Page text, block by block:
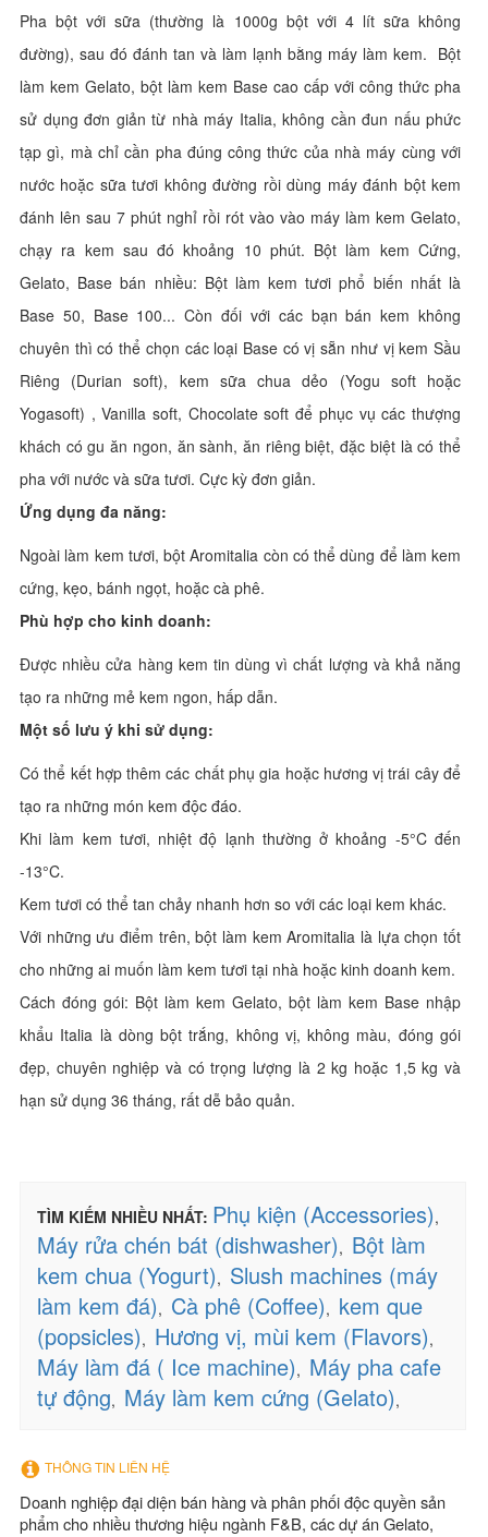
Pha bột với sữa (thường là 1000g bột với 4 lít sữa không
đường), sau đó đánh tan và làm lạnh bằng máy làm kem. Bột
làm kem Gelato, bột làm kem Base cao cấp với công thức pha
sử dụng đơn giản từ nhà máy Italia, không cần đun nấu phức
tạp gì, mà chỉ cần pha đúng công thức của nhà máy cùng với
nước hoặc sữa tươi không đường rồi dùng máy đánh bột kem
đánh lên sau 7 phút nghỉ rồi rót vào vào máy làm kem Gelato,
chạy ra kem sau đó khoảng 10 phút. Bột làm kem Cứng,
Gelato, Base bán nhiều: Bột làm kem tươi phổ biến nhất là
Base 50, Base 100... Còn đối với các bạn bán kem không
chuyên thì có thể chọn các loại Base có vị sẵn như vị kem Sầu
Riêng (Durian soft), kem sữa chua dẻo (Yogu soft hoặc
Yogasoft) , Vanilla soft, Chocolate soft để phục vụ các thượng
khách có gu ăn ngon, ăn sành, ăn riêng biệt, đặc biệt là có thể
pha với nước và sữa tươi. Cực kỳ đơn giản.
Ứng dụng đa năng:
Ngoài làm kem tươi, bột Aromitalia còn có thể dùng để làm kem
cứng, kẹo, bánh ngọt, hoặc cà phê.
Phù hợp cho kinh doanh:
Được nhiều cửa hàng kem tin dùng vì chất lượng và khả năng
tạo ra những mẻ kem ngon, hấp dẫn.
Một số lưu ý khi sử dụng:
Có thể kết hợp thêm các chất phụ gia hoặc hương vị trái cây để
tạo ra những món kem độc đáo.
Khi làm kem tươi, nhiệt độ lạnh thường ở khoảng -5°C đến
-13°C.
Kem tươi có thể tan chảy nhanh hơn so với các loại kem khác.
Với những ưu điểm trên, bột làm kem Aromitalia là lựa chọn tốt
cho những ai muốn làm kem tươi tại nhà hoặc kinh doanh kem.
Cách đóng gói: Bột làm kem Gelato, bột làm kem Base nhập
khẩu Italia là dòng bột trắng, không vị, không màu, đóng gói
đẹp, chuyên nghiệp và có trọng lượng là 2 kg hoặc 1,5 kg và
hạn sử dụng 36 tháng, rất dễ bảo quản.
TÌM KIẾM NHIỀU NHẤT: Phụ kiện (Accessories),
Máy rửa chén bát (dishwasher), Bột làm
kem chua (Yogurt), Slush machines (máy
làm kem đá), Cà phê (Coffee), kem que
(popsicles), Hương vị, mùi kem (Flavors),
Máy làm đá ( Ice machine), Máy pha cafe
tự động, Máy làm kem cứng (Gelato),
THÔNG TIN LIÊN HỆ
Doanh nghiệp đại diện bán hàng và phân phối độc quyền sản
phẩm cho nhiều thương hiệu ngành F&B, các dự án Gelato,